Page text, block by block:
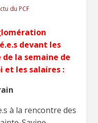
du PCF
devant les
la semaine de
et les salaires :
à la rencontre des